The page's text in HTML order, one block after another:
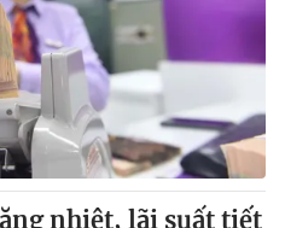
nhiệt, lãi suất tiết